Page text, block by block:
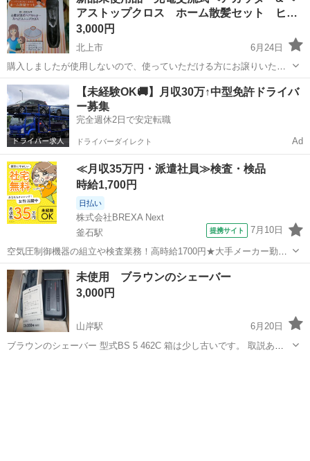
スウォッチ 【商品の...アストップクロス ホーム散髪セット ヒ…
3,000円
北上市
6月24日
購入しましたが使用しないので、使っていただける方にお譲りいたし
ます コードレスでも充電しながらでもOK!! 刈った毛をキャッチするク
ロス付き 【アピールポイント】新品未使用です 【希望取引場所】都合
による...
岩手 北上市 美容家電 新品
【未経験OK🚚】月収30万↑中型免許ドライバ
ー募集
完全週休2日で安定転職
ドライバーダイレクト Ad
≪月収35万円・派遣社員≫検査・検品
時給1,700円
日払い
株式会社BREXA Next
釜石駅
提携サイト 7月10日
空気圧制御機器の組立や検査業務！高時給1700円★大手メーカー勤
務！嬉しい寮費無料！ワンルーム寮完備★マイカー通勤OK＆工場敷地
内に無料駐車場あり★！《岩手県釜石市》 人気の工場のお仕事 ◇空気
圧制御機器（シリンダ、バルブ...
岩手 釜石市 釜石駅 その他
未使用 ブラウンのシェーバー
3,000円
山岸駅
6月20日
ブラウンのシェーバー 型式BS 5 462C 箱は少し古いです。 取説あ